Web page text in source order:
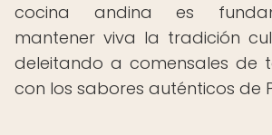
cocina andina es
mantener viva la tradición
deleitando a comensales de
con los sabores auténticos de